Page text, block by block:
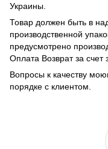
Украины.
Товар должен быть в
производственной
предусмотрено
Оплата Возврат за счет
Вопросы к качеству
порядке с клиентом.